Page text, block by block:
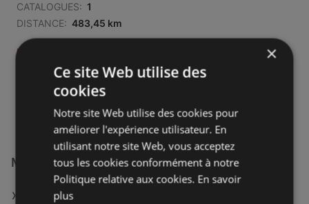
CATALOGUES: 1
DISTANCE: 483,45 km
Fermé
Lundi - Samedi
09:00-20:00
Dimanche
Magasins Picard à :
Picard à Nogent-le-Rotrou
×
Ce site Web utilise des
cookies
Notre site Web utilise des cookies pour
améliorer l'expérience utilisateur. En
utilisant notre site Web, vous acceptez
tous les cookies conformément à notre
Politique relative aux cookies. En savoir
plus